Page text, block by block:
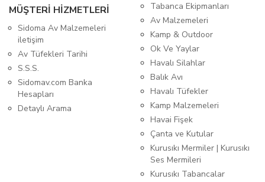
MÜŞTERİ HİZMETLERİ
Sidoma Av Malzemeleri
iletişim
Av Tüfekleri Tarihi
S.S.S.
Sidomav.com Banka
Hesapları
Detaylı Arama
Tabanca Ekipmanları
Av Malzemeleri
Kamp & Outdoor
Ok Ve Yaylar
Havalı Silahlar
Balık Avı
Havalı Tüfekler
Kamp Malzemeleri
Havai Fişek
Çanta ve Kutular
Kurusıkı Mermiler | Kurusıkı
Ses Mermileri
Kurusıkı Tabancalar